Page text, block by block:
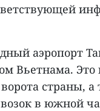
аэропорт
Вьетнама.
страны, а
в южной